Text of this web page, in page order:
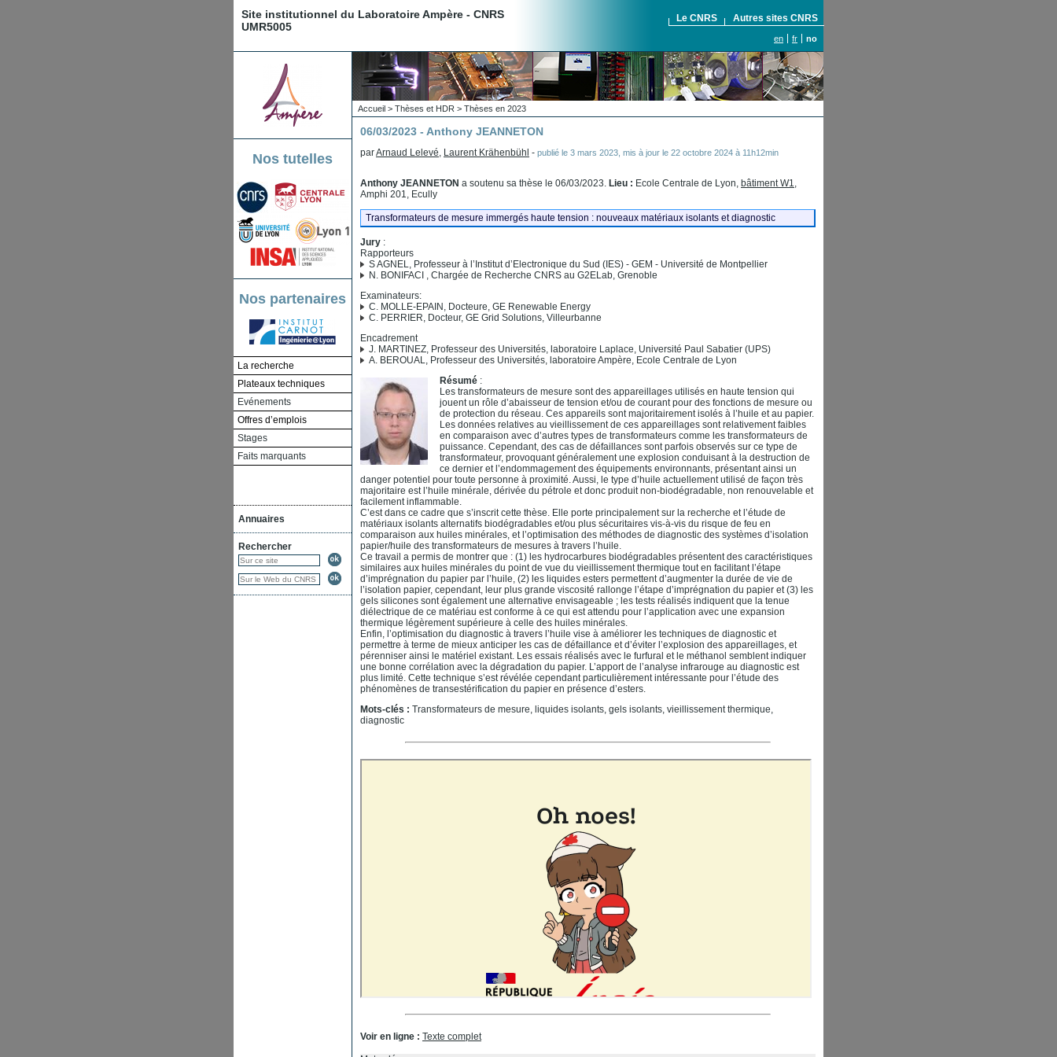
Site institutionnel du Laboratoire Ampère - CNRS
UMR5005
Le CNRS Autres sites CNRS
en fr no
Nos tutelles
Nos partenaires
La recherche
Plateaux techniques
Evénements
Offres d’emplois
Stages
Faits marquants
Annuaires
Rechercher
Accueil > Thèses et HDR > Thèses en 2023
06/03/2023 - Anthony JEANNETON
parArnaud Lelevé, Laurent Krähenbühl - publié le 3 mars 2023 mis à jour le 22 octobre 2024 à 11h12min
Anthony JEANNETON a soutenu sa thèse le 06/03/2023. Lieu : Ecole Centrale de Lyon, bâtiment W1,
Amphi 201, Ecully
Transformateurs de mesure immergés haute tension : nouveaux matériaux isolants et diagnostic
Jury :
Rapporteurs
S AGNEL, Professeur à l’Institut d’Electronique du Sud (IES) - GEM - Université de Montpellier
N. BONIFACI , Chargée de Recherche CNRS au G2ELab, Grenoble
Examinateurs:
C. MOLLE-EPAIN, Docteure, GE Renewable Energy
C. PERRIER, Docteur, GE Grid Solutions, Villeurbanne
Encadrement
J. MARTINEZ, Professeur des Universités, laboratoire Laplace, Université Paul Sabatier (UPS)
A. BEROUAL, Professeur des Universités, laboratoire Ampère, Ecole Centrale de Lyon
Résumé :
Les transformateurs de mesure sont des appareillages utilisés en haute tension qui
jouent un rôle d’abaisseur de tension et/ou de courant pour des fonctions de mesure ou
de protection du réseau. Ces appareils sont majoritairement isolés à l’huile et au papier.
Les données relatives au vieillissement de ces appareillages sont relativement faibles
en comparaison avec d’autres types de transformateurs comme les transformateurs de
puissance. Cependant, des cas de défaillances sont parfois observés sur ce type de
transformateur, provoquant généralement une explosion conduisant à la destruction de
ce dernier et l’endommagement des équipements environnants, présentant ainsi un
danger potentiel pour toute personne à proximité. Aussi, le type d’huile actuellement utilisé de façon très
majoritaire est l’huile minérale, dérivée du pétrole et donc produit non-biodégradable, non renouvelable et
facilement inflammable.
C’est dans ce cadre que s’inscrit cette thèse. Elle porte principalement sur la recherche et l’étude de
matériaux isolants alternatifs biodégradables et/ou plus sécuritaires vis-à-vis du risque de feu en
comparaison aux huiles minérales, et l’optimisation des méthodes de diagnostic des systèmes d’isolation
papier/huile des transformateurs de mesures à travers l’huile.
Ce travail a permis de montrer que : (1) les hydrocarbures biodégradables présentent des caractéristiques
similaires aux huiles minérales du point de vue du vieillissement thermique tout en facilitant l’étape
d’imprégnation du papier par l’huile, (2) les liquides esters permettent d’augmenter la durée de vie de
l’isolation papier, cependant, leur plus grande viscosité rallonge l’étape d’imprégnation du papier et (3) les
gels silicones sont également une alternative envisageable ; les tests réalisés indiquent que la tenue
diélectrique de ce matériau est conforme à ce qui est attendu pour l’application avec une expansion
thermique légèrement supérieure à celle des huiles minérales.
Enfin, l’optimisation du diagnostic à travers l’huile vise à améliorer les techniques de diagnostic et
permettre à terme de mieux anticiper les cas de défaillance et d’éviter l’explosion des appareillages, et
pérenniser ainsi le matériel existant. Les essais réalisés avec le furfural et le méthanol semblent indiquer
une bonne corrélation avec la dégradation du papier. L’apport de l’analyse infrarouge au diagnostic est
plus limité. Cette technique s’est révélée cependant particulièrement intéressante pour l’étude des
phénomènes de transestérification du papier en présence d’esters.
Mots-clés : Transformateurs de mesure, liquides isolants, gels isolants, vieillissement thermique,
diagnostic
Voir en ligne : Texte complet